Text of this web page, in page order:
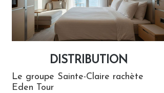
DISTRIBUTION
Le groupe Sainte-Claire rachète
Eden Tour